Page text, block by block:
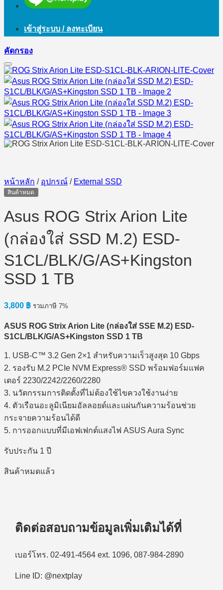
เข้าสู่ระบบ / ลงทะเบียน
คัดกรอง
หน้าหลัก / อุปกรณ์ / External SSD
สินค้าหมด
Asus ROG Strix Arion Lite
(กล่องใส่ SSD M.2) ESD-
S1CL/BLK/G/AS+Kingston
SSD 1 TB
3,800 ฿ รวมภาษี 7%
ASUS ROG Strix Arion Lite (กล่องใส่ SSE M.2) ESD-
S1CL/BLK/G/AS+Kingston SSD 1 TB
1. USB-C™ 3.2 Gen 2×1 สำหรับความเร็วสูงสุด 10 Gbps
2. รองรับ M.2 PCIe NVM Express® SSD พร้อมฟอร์มแฟค
เตอร์ 2230/2242/2260/2280
3. นวัตกรรมการติดตั้งที่ไม่ต้องใช้ไขควงใช้งานง่าย
4. ตัวเรือนอะลูมิเนียมอัลลอยด์และแผ่นกันความร้อนช่วย
กระจายความร้อนได้ดี
5. การออกแบบที่มีเอฟเฟกต์แสงไฟ ASUS Aura Sync
รับประกัน 1 ปี
สินค้าหมดแล้ว
ติดต่อสอบถามข้อมูลเพิ่มเติมได้ที่
เบอร์โทร. 02-491-4564 ext. 1096, 087-984-2890
Line ID: @nextplay